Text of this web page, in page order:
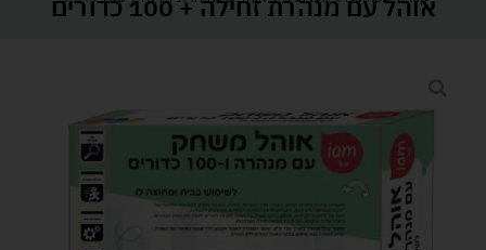
אוהל עם מנהרת זחילה + 100 כדורים